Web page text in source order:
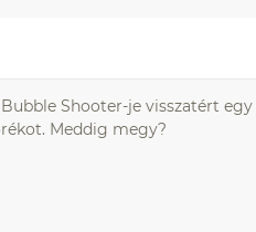
Bubble Shooter-je visszatért
Meddig megy?